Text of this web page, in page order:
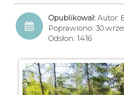
Autor:
Poprawiono: 30
Odsłon: 1416